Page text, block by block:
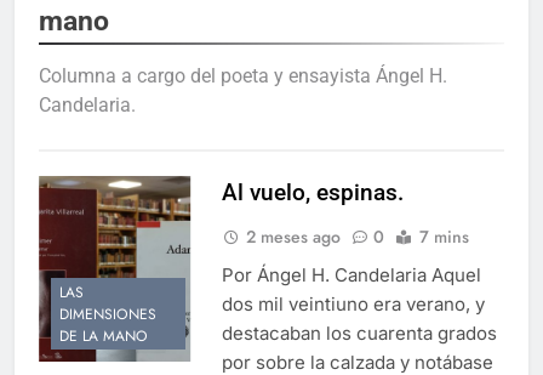
mano
Columna a cargo del poeta y ensayista Ángel H.
Candelaria.
LAS
DIMENSIONES
DE LA MANO
Al vuelo, espinas.
2 meses ago 0 7 mins
Por Ángel H. Candelaria Aquel
dos mil veintiuno era verano, y
destacaban los cuarenta grados
por sobre la calzada y notábase